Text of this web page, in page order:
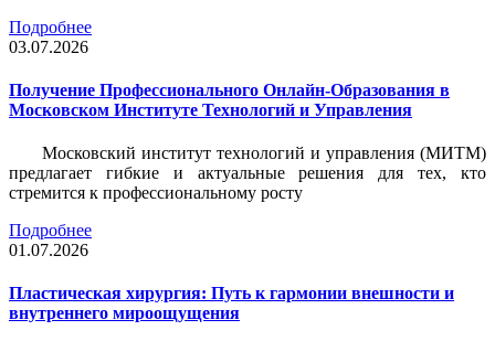
Подробнее
03.07.2026
Получение Профессионального Онлайн-Образования в
Московском Институте Технологий и Управления
Московский институт технологий и управления (МИТМ)
предлагает гибкие и актуальные решения для тех, кто
стремится к профессиональному росту
Подробнее
01.07.2026
Пластическая хирургия: Путь к гармонии внешности и
внутреннего мироощущения